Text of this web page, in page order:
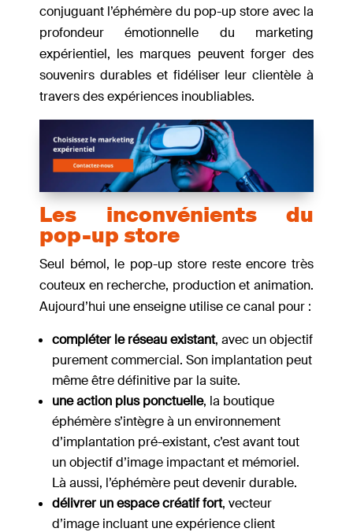
conjuguant l’éphémère du pop-up store avec la
profondeur émotionnelle du marketing
expérientiel, les marques peuvent forger des
souvenirs durables et fidéliser leur clientèle à
travers des expériences inoubliables.
Les inconvénients du
pop-up store
Seul bémol, le pop-up store reste encore très
couteux en recherche, production et animation.
Aujourd’hui une enseigne utilise ce canal pour :
compléter le réseau existant, avec un objectif
purement commercial. Son implantation peut
même être définitive par la suite.
une action plus ponctuelle, la boutique
éphémère s’intègre à un environnement
d’implantation pré-existant, c’est avant tout
un objectif d’image impactant et mémoriel.
Là aussi, l’éphémère peut devenir durable.
délivrer un espace créatif fort, vecteur
d’image incluant une expérience client